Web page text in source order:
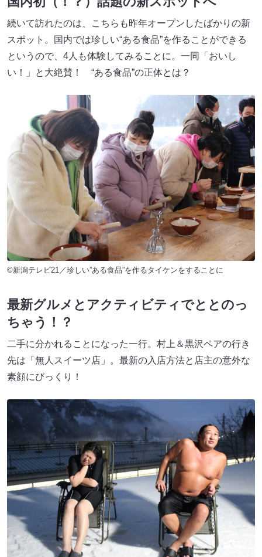
続いて訪れたのは、こちらも昨年オープンしたばかりの新
スポット。国内では珍しい“ある食品”を作ることができる
というので、4人も体験してみることに。一同「おいし
い！」と大絶賛！ “ある食品”の正体とは？
©新潟テレビ21／珍しい”ある食品”を作るタイケンをすることに
最新グルメとアクティビティでととのっ
ちゃう！？
二手に分かれることになった一行。村上＆黒沢ペアの行き
先は「無人スイーツ店」。最新の入店方法と店主の意外な
素顔にびっくり！